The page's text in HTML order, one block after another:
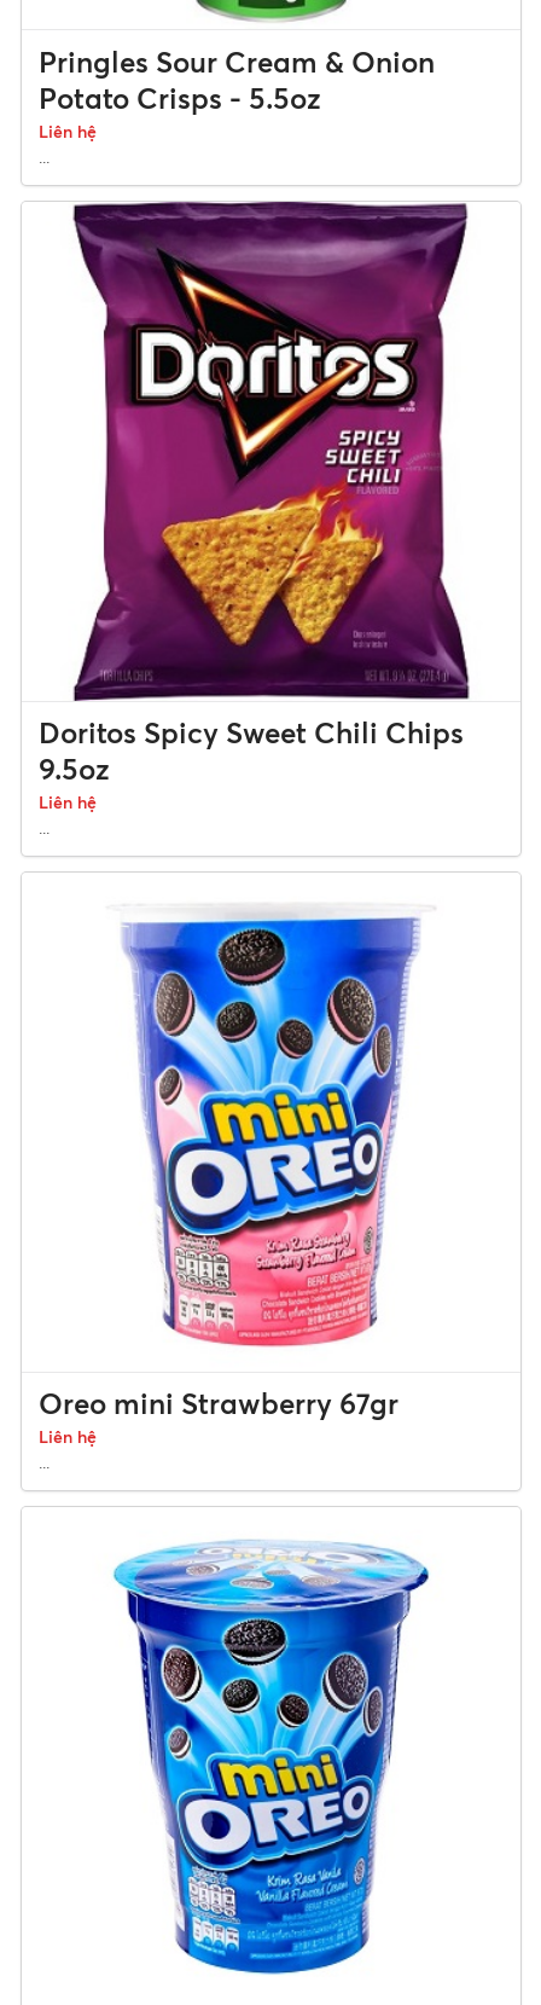
Pringles Sour Cream & Onion
Potato Crisps - 5.5oz
Liên hệ
Doritos Spicy Sweet Chili Chips
9.5oz
Liên hệ
Oreo mini Strawberry 67gr
Liên hệ